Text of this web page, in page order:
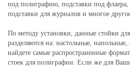
под полиграфию, подставки под флаера,
подставки для журналов и многое
По методу установки, данные стойки
разделяются на: настольные,
найдете самые распространенные
стоек для полиграфии. Если же для